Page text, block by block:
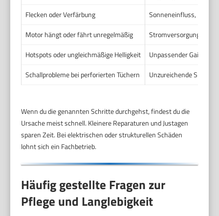
Flecken oder Verfärbung
Sonneneinfluss,
Motor hängt oder fährt unregelmäßig
Stromversorgung,
Hotspots oder ungleichmäßige Helligkeit
Unpassender Gain,
Schallprobleme bei perforierten Tüchern
Unzureichende
Wenn du die genannten Schritte durchgehst, findest du die
Ursache meist schnell. Kleinere Reparaturen und Justagen
sparen Zeit. Bei elektrischen oder strukturellen Schäden
lohnt sich ein Fachbetrieb.
Häufig gestellte Fragen zur
Pflege und Langlebigkeit